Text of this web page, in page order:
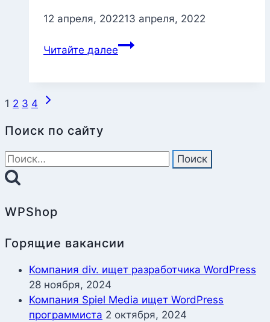
12 апреля, 202213 апреля, 2022
Читайте далее
Как
создать
Навигация
страницам
1 2 3 4
Следующая
Поиск по сайту
Найти:
WPShop
Горящие вакансии
Компания div. ищет разработчика WordPress
28 ноября, 2024
Компания Spiel Media ищет WordPress
программиста 2 октября, 2024